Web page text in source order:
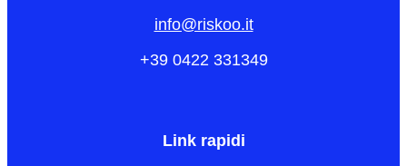
info@riskoo.it
+39 0422 331349
Link rapidi